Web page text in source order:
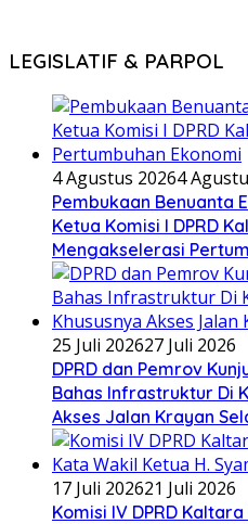
LEGISLATIF & PARPOL
4 Agustus 20264
Pembukaan Benuanta
Ketua Komisi I DPRD
Mengakselerasi
25 Juli 202627 Juli 2026
DPRD dan Pemrov
Bahas Infrastruktur Di
Akses Jalan Krayan
17 Juli 202621 Juli 2026
Komisi IV DPRD